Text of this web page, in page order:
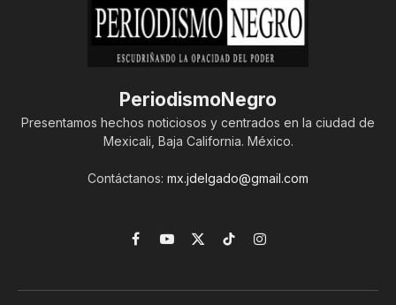
PeriodismoNegro
Presentamos hechos noticiosos y centrados en la ciudad de
Mexicali, Baja California. México.
Contáctanos: mx.jdelgado@gmail.com
Facebook
YouTube
X
TikTokInstagram